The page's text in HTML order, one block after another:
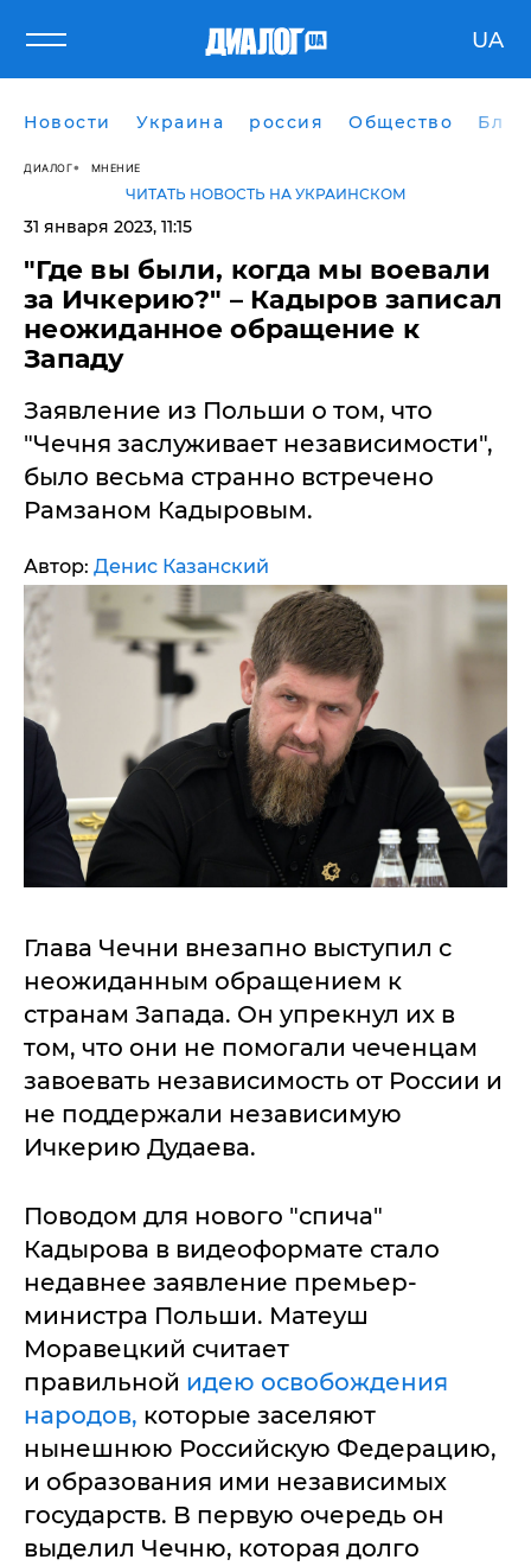
UA
Новости Украина россия Общество
ДИАЛОГ МНЕНИЕ
ЧИТАТЬ НОВОСТЬ НА УКРАИНСКОМ
31 января 2023, 11:15
"Где вы были, когда мы воевали
за Ичкерию?" – Кадыров записал
неожиданное обращение к
Западу
Заявление из Польши о том, что
"Чечня заслуживает независимости",
было весьма странно встречено
Рамзаном Кадыровым.
Автор: Денис Казанский
Глава Чечни внезапно выступил с
неожиданным обращением к
странам Запада. Он упрекнул их в
том, что они не помогали чеченцам
завоевать независимость от России и
не поддержали независимую
Ичкерию Дудаева.
Поводом для нового "спича"
Кадырова в видеоформате стало
недавнее заявление премьер-
министра Польши. Матеуш
Моравецкий считает
правильной идею освобождения
народов, которые заселяют
нынешнюю Российскую Федерацию,
и образования ими независимых
государств. В первую очередь он
выделил Чечню, которая долго